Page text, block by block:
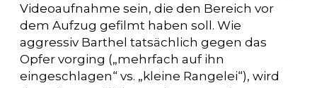
Videoaufnahme sein, die den Bereich vor
dem Aufzug gefilmt haben soll. Wie
aggressiv Barthel tatsächlich gegen das
Opfer vorging („mehrfach auf ihn
eingeschlagen“ vs. „kleine Rangelei“), wird